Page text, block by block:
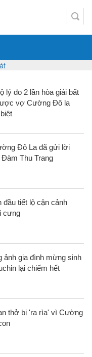
lý do 2 lần hòa giải bất
vợ Cường Đô la
Đô La đã gửi lời
Thu Trang
đầu tiết lộ cận cảnh
cưng
ảnh gia đình mừng sinh
lại chiếm hết
thở bị 'ra rìa' vì Cường